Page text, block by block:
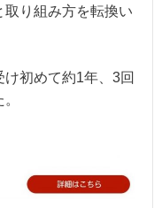
取り組み方を転換い
初めて約1年、3回